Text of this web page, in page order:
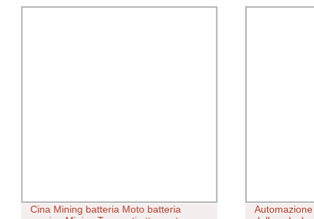
Cina Mining batteria Moto batteria